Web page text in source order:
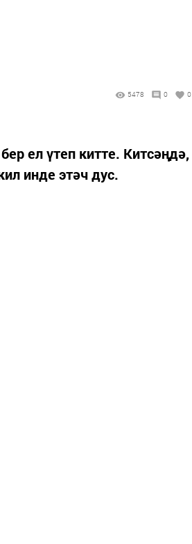
5478 0 0
ел үтеп китте. Китсәңдә,
инде этәч дус.